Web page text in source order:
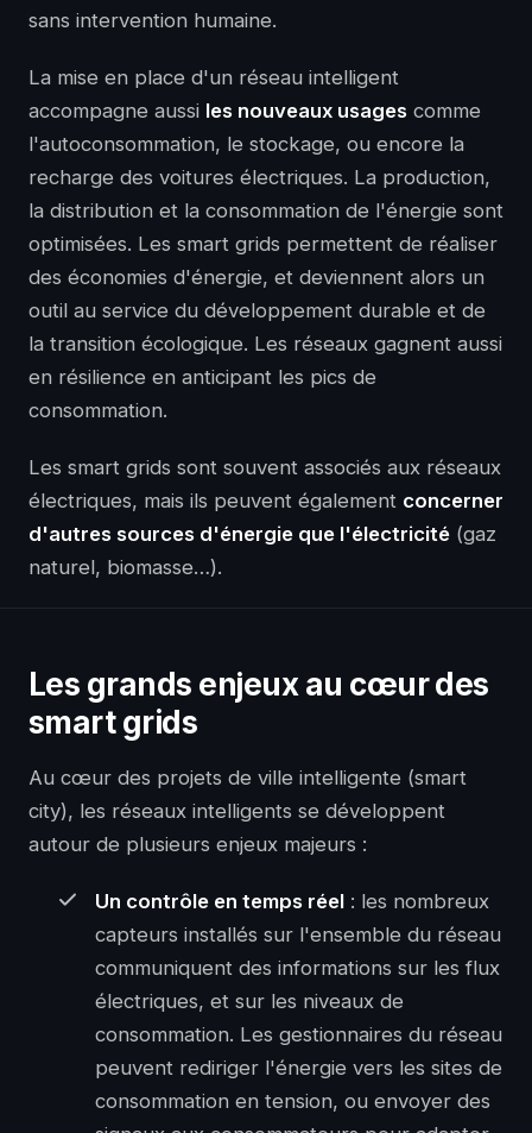
sans intervention humaine.
La mise en place d'un réseau intelligent
accompagne aussi les nouveaux usages comme
l'autoconsommation, le stockage, ou encore la
recharge des voitures électriques. La production,
la distribution et la consommation de l'énergie sont
optimisées. Les smart grids permettent de réaliser
des économies d'énergie, et deviennent alors un
outil au service du développement durable et de
la transition écologique. Les réseaux gagnent aussi
en résilience en anticipant les pics de
consommation.
Les smart grids sont souvent associés aux réseaux
électriques, mais ils peuvent également concerner
d'autres sources d'énergie que l'électricité (gaz
naturel, biomasse…).
Les grands enjeux au cœur des
smart grids
Au cœur des projets de ville intelligente (smart
city), les réseaux intelligents se développent
autour de plusieurs enjeux majeurs :
Un contrôle en temps réel : les nombreux
capteurs installés sur l'ensemble du réseau
communiquent des informations sur les flux
électriques, et sur les niveaux de
consommation. Les gestionnaires du réseau
peuvent rediriger l'énergie vers les sites de
consommation en tension, ou envoyer des